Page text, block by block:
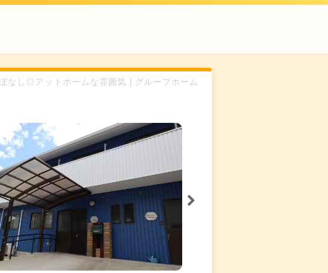
し◎アットホームな雰囲気❘グループホーム